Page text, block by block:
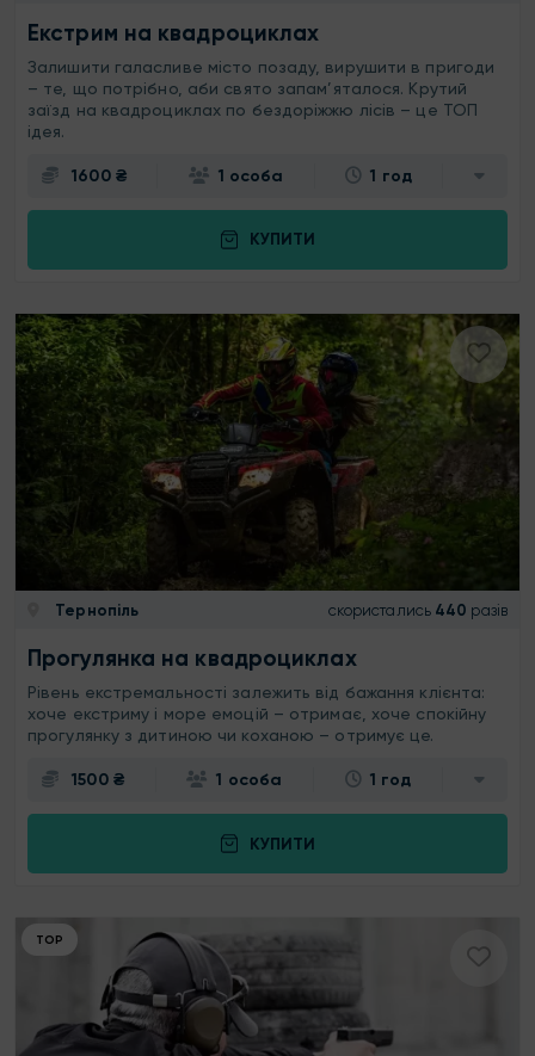
Екстрим на квадроциклах
Залишити галасливе місто позаду, вирушити в пригоди
– те, що потрібно, аби свято запам’яталося. Крутий
заїзд на квадроциклах по бездоріжжю лісів – це ТОП
ідея.
1600 ₴ 1 особа 1 год
КУПИТИ
Тернопіль скористались 440 разів
Прогулянка на квадроциклах
Рівень екстремальності залежить від бажання клієнта:
хоче екстриму і море емоцій – отримає, хоче спокійну
прогулянку з дитиною чи коханою – отримує це.
1500 ₴ 1 особа 1 год
КУПИТИ
ТОР